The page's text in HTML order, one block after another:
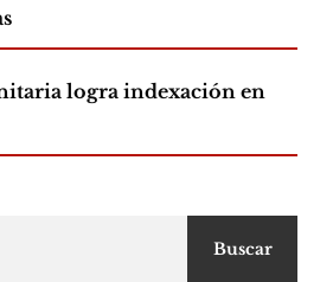
logra indexación en